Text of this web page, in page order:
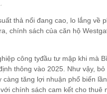
thả nổi đang cao, lo lắng về
chính sách của căn hộ
công tyđầu tư mập khi mà
thông vào 2025. Như vậy,
tăng lợi nhuận phổ biến
chính sách cam kết cho thuê